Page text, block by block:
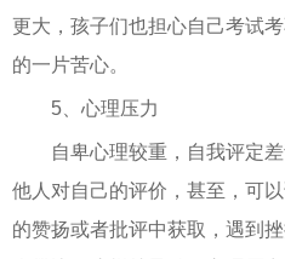
更大，孩子们也担心自己考试
的一片苦心。
5、心理压力
自卑心理较重，自我评定
他人对自己的评价，甚至，可
的赞扬或者批评中获取，遇到